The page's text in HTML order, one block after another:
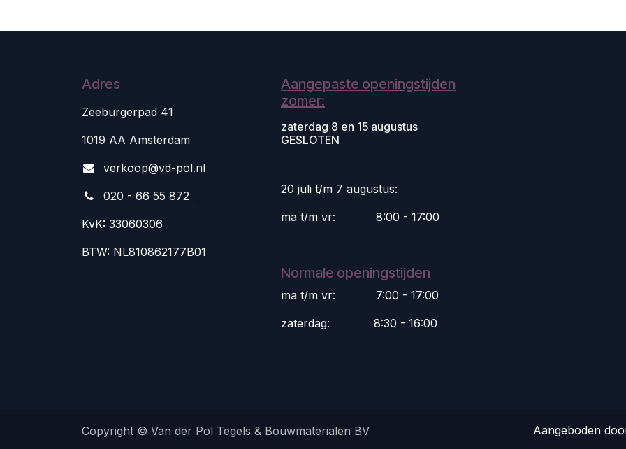
Adres
Zeeburgerpad 41
1019 AA Amsterdam
verkoop@vd-pol.nl
020 - 66 55 872
KvK: 33060306
BTW: NL810862177B01
Aangepaste openingstijden
zomer:
zaterdag 8 en 15 augustus
GESLOTEN
20 juli t/m 7 augustus:
ma t/m vr:
​8:00 - 17:00
Normale openingstijden
ma t/m vr:
​7:00 - 17:00
zaterdag:
​8:30 - 16:00
Copyright © Van der Pol Tegels & Bouwmaterialen BV Aangeboden